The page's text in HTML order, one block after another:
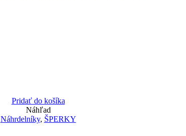
Pridať do košíka
Náhľad
Náhrdelníky, ŠPERKY